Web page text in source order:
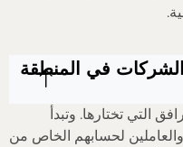
في المنطقة
التي تختارها. وتبدأ
لحسابهم الخاص من